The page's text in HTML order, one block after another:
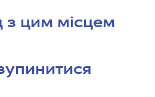
з цим місцем